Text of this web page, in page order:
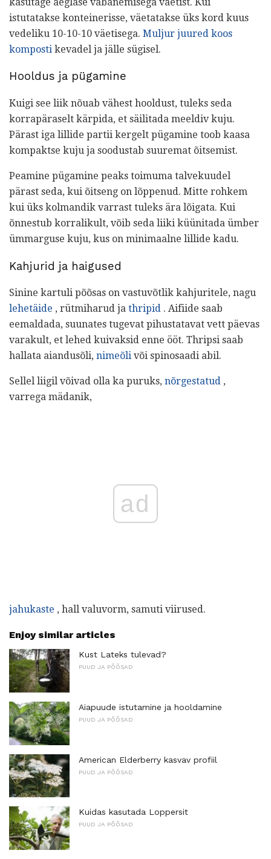
istutatakse konteinerisse, väetatakse üks kord kuus
vedeliku 10-10-10 väetisega. Muljur juured koos
komposti kevadel ja jälle sügisel.
Hooldus ja pügamine
Kuigi see liik nõuab vähest hooldust, tuleks seda
korrapäraselt kärpida, et säilitada meeldiv kuju.
Pärast iga lillide partii kergelt pügamine toob kaasa
kompaktse kuju ja soodustab suuremat õitsemist.
Peamine pügamine peaks toimuma talvekuudel
pärast seda, kui õitseng on lõppenud. Mitte rohkem
kui üks kolmandik varrast tuleks ära lõigata. Kui
õnnestub korralikult, võib seda liiki küünitada ümber
ümmarguse kuju, kus on minimaalne lillide kadu.
Kahjurid ja haigused
Sinine kartuli põõsas on vastuvõtlik kahjuritele, nagu
lehetäide , rütmiharud ja thripid . Aifiide saab
eemaldada, suunates tugevat pihustatavat vett päevas
varakult, et lehed kuivaksid enne ööt. Thripsi saab
hallata aiandusõli, nimeõli või spinosaadi abil.
Sellel liigil võivad olla ka puruks, nõrgestatud ,
varrega mädanik,
ad
jahukaste , hall valuvorm, samuti viirused.
Enjoy similar articles
Kust Lateks tulevad?
PUUD JA PÕÕSAD
Aiapuude istutamine ja hooldamine
PUUD JA PÕÕSAD
American Elderberry kasvav profiil
PUUD JA PÕÕSAD
Kuidas kasutada Loppersit
PUUD JA PÕÕSAD